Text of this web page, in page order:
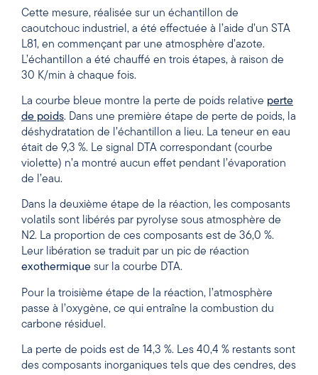
Cette mesure, réalisée sur un échantillon de
caoutchouc industriel, a été effectuée à l’aide d’un STA
L81, en commençant par une atmosphère d’azote.
L’échantillon a été chauffé en trois étapes, à raison de
30 K/min à chaque fois.
La courbe bleue montre la perte de poids relative perte
de poids. Dans une première étape de perte de poids, la
déshydratation de l’échantillon a lieu. La teneur en eau
était de 9,3 %. Le signal DTA correspondant (courbe
violette) n’a montré aucun effet pendant l’évaporation
de l’eau.
Dans la deuxième étape de la réaction, les composants
volatils sont libérés par pyrolyse sous atmosphère de
N2. La proportion de ces composants est de 36,0 %.
Leur libération se traduit par un pic de réaction
exothermique sur la courbe DTA.
Pour la troisième étape de la réaction, l’atmosphère
passe à l’oxygène, ce qui entraîne la combustion du
carbone résiduel.
La perte de poids est de 14,3 %. Les 40,4 % restants sont
des composants inorganiques tels que des cendres, des